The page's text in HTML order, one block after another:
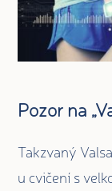
Pozor na
Takzvaný
u cvičení s